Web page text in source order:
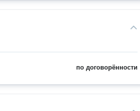
по договорённости